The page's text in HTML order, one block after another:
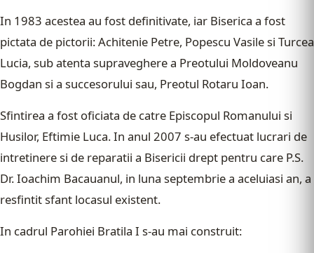
In 1983 acestea au fost definitivate, iar Biserica a fost
pictata de pictorii: Achitenie Petre, Popescu Vasile si Turcea
Lucia, sub atenta supraveghere a Preotului Moldoveanu
Bogdan si a succesorului sau, Preotul Rotaru Ioan.
Sfintirea a fost oficiata de catre Episcopul Romanului si
Husilor, Eftimie Luca. In anul 2007 s-au efectuat lucrari de
intretinere si de reparatii a Bisericii drept pentru care P.S.
Dr. Ioachim Bacauanul, in luna septembrie a aceluiasi an, a
resfintit sfant locasul existent.
In cadrul Parohiei Bratila I s-au mai construit: